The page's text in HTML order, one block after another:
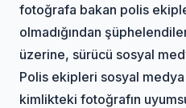
fotoğrafa bakan polis
olmadığından
üzerine, sürücü sosyal
Polis ekipleri sosyal
kimlikteki fotoğrafın